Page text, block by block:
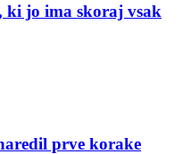
ki jo ima skoraj vsak
prve korake